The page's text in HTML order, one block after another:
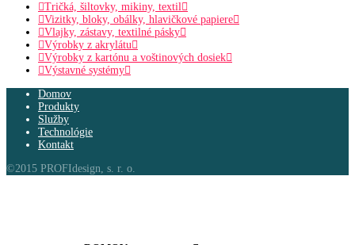
Tričká, šiltovky, mikiny, textil
Vizitky, bloky, obálky, hlavičkové papiere
Vlajky, zástavy, textilné pásky
Výrobky z akrylátu
Výrobky z kartónu a voštinových dosiek
Výstavné systémy
Domov
Produkty
Služby
Technológie
Kontakt
©2015 PROFIdesign, s. r. o.